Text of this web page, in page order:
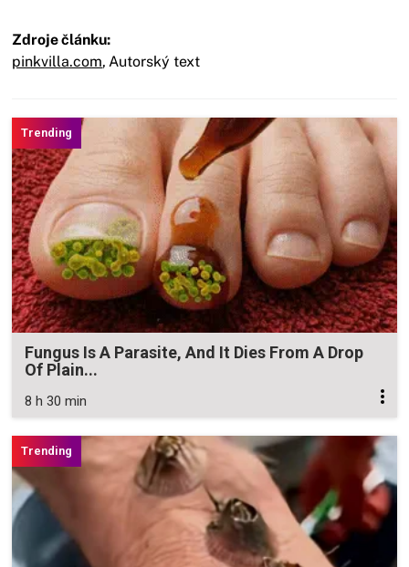
Zdroje článku:
pinkvilla.com, Autorský text
Fungus Is A Parasite, And It Dies From A Drop
Of Plain...
8 h 30 min